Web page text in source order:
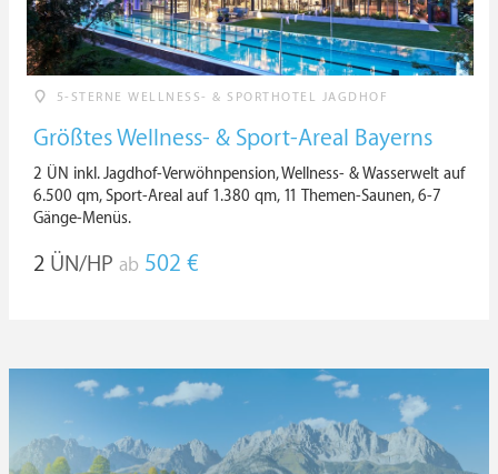
5-STERNE WELLNESS- & SPORTHOTEL JAGDHOF
Größtes Wellness- & Sport-Areal Bayerns
2 ÜN inkl. Jagdhof-Verwöhnpension, Wellness- & Wasserwelt auf
6.500 qm, Sport-Areal auf 1.380 qm, 11 Themen-Saunen, 6-7
Gänge-Menüs.
2 ÜN/HP ab 502 €